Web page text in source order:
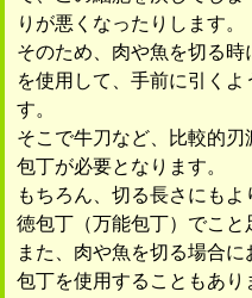
りが悪くなったりします。
そのため、肉や魚を切る
を使用して、手前に引く
す。
そこで牛刀など、比較的
包丁が必要となります。
もちろん、切る長さにも
徳包丁（万能包丁）でこと
また、肉や魚を切る場合
包丁を使用することもあり